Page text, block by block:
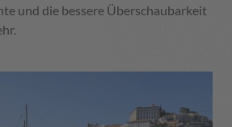
und die bessere Überschaubarkeit